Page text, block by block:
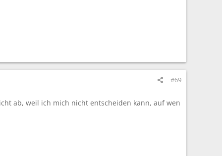
#69
ab, weil ich mich nicht entscheiden kann, auf wen